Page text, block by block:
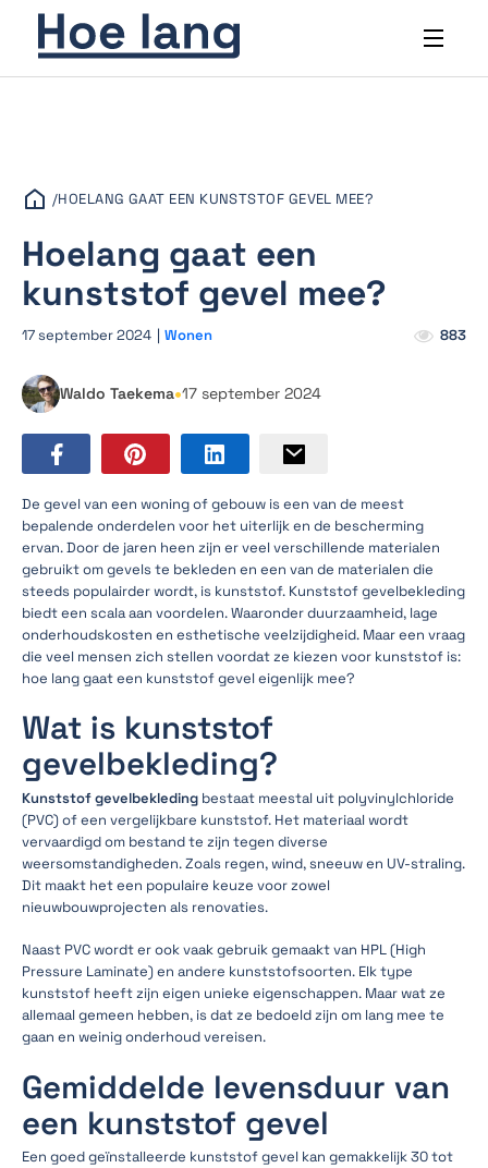
/HOELANG GAAT EEN KUNSTSTOF GEVEL MEE?
Hoelang gaat een
kunststof gevel mee?
17 september 2024 | Wonen 883
Waldo Taekema•17 september 2024
De gevel van een woning of gebouw is een van de meest
bepalende onderdelen voor het uiterlijk en de bescherming
ervan. Door de jaren heen zijn er veel verschillende materialen
gebruikt om gevels te bekleden en een van de materialen die
steeds populairder wordt, is kunststof. Kunststof gevelbekleding
biedt een scala aan voordelen. Waaronder duurzaamheid, lage
onderhoudskosten en esthetische veelzijdigheid. Maar een vraag
die veel mensen zich stellen voordat ze kiezen voor kunststof is:
hoe lang gaat een kunststof gevel eigenlijk mee?
Wat is kunststof
gevelbekleding?
Kunststof gevelbekleding bestaat meestal uit polyvinylchloride
(PVC) of een vergelijkbare kunststof. Het materiaal wordt
vervaardigd om bestand te zijn tegen diverse
weersomstandigheden. Zoals regen, wind, sneeuw en UV-straling.
Dit maakt het een populaire keuze voor zowel
nieuwbouwprojecten als renovaties.
Naast PVC wordt er ook vaak gebruik gemaakt van HPL (High
Pressure Laminate) en andere kunststofsoorten. Elk type
kunststof heeft zijn eigen unieke eigenschappen. Maar wat ze
allemaal gemeen hebben, is dat ze bedoeld zijn om lang mee te
gaan en weinig onderhoud vereisen.
Gemiddelde levensduur van
een kunststof gevel
Een goed geïnstalleerde kunststof gevel kan gemakkelijk 30 tot